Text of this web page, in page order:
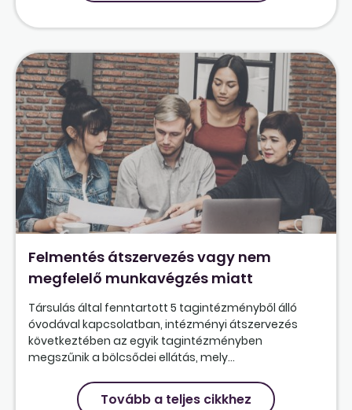
Felmentés átszervezés vagy nem
megfelelő munkavégzés miatt
Társulás által fenntartott 5 tagintézményből álló
óvodával kapcsolatban, intézményi átszervezés
következtében az egyik tagintézményben
megszűnik a bölcsődei ellátás, mely...
Tovább a teljes cikkhez